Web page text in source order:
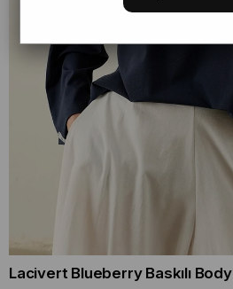
Lacivert Blueberry Baskılı Body